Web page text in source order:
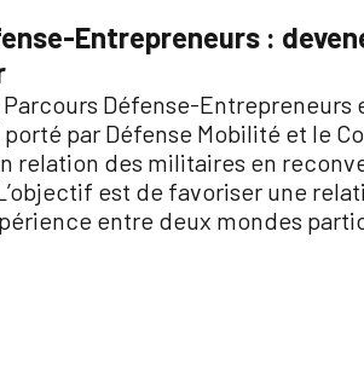
Entrepreneurs :
Parcours Défense-
par Défense Mobilité et le
relation des militaires en
est de favoriser une
entre deux mondes